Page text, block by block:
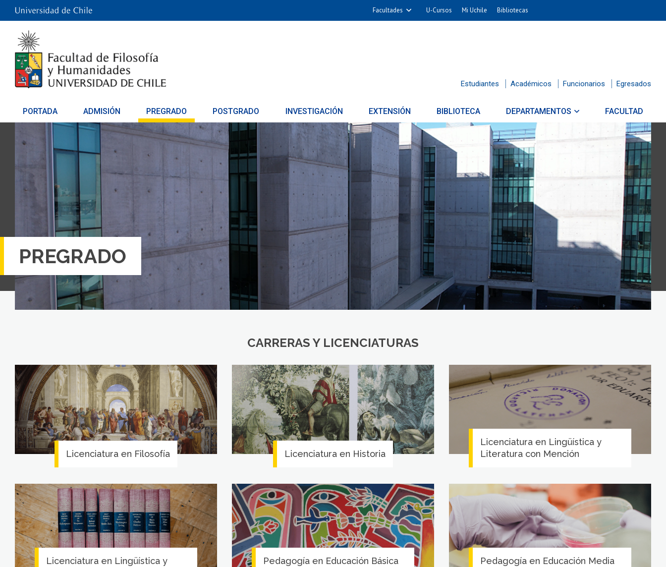
Facultades U-Cursos Mi Uchile Bibliotecas
Estudiantes Académicos Funcionarios Egresados
PORTADA ADMISIÓN PREGRADO POSTGRADO INVESTIGACIÓN EXTENSIÓN BIBLIOTECA DEPARTAMENTOS FACULTAD
PREGRADO
CARRERAS Y LICENCIATURAS
Licenciatura en Filosofía Licenciatura en Historia
Licenciatura en Lingüística y
Literatura con Mención
Licenciatura en Lingüística y
Pedagogía en Educación Básica
Pedagogía en Educación Media